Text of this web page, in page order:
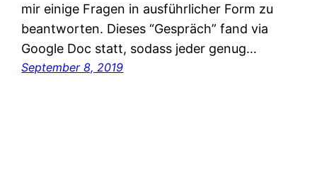
mir einige Fragen in ausführlicher Form zu
beantworten. Dieses “Gespräch” fand via
Google Doc statt, sodass jeder genug…
September 8, 2019